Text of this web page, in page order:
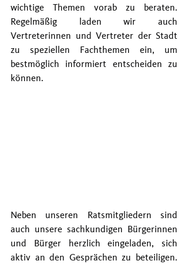
wichtige Themen vorab zu beraten.
Regelmäßig laden wir auch
Vertreterinnen und Vertreter der Stadt
zu speziellen Fachthemen ein, um
bestmöglich informiert entscheiden zu
können.
Neben unseren Ratsmitgliedern sind
auch unsere sachkundigen Bürgerinnen
und Bürger herzlich eingeladen, sich
aktiv an den Gesprächen zu beteiligen.